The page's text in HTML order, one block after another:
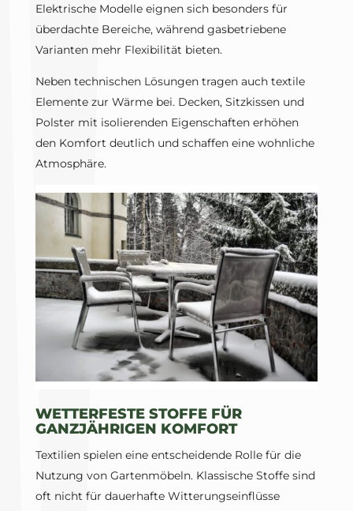
Elektrische Modelle eignen sich besonders für
überdachte Bereiche, während gasbetriebene
Varianten mehr Flexibilität bieten.
Neben technischen Lösungen tragen auch textile
Elemente zur Wärme bei. Decken, Sitzkissen und
Polster mit isolierenden Eigenschaften erhöhen
den Komfort deutlich und schaffen eine wohnliche
Atmosphäre.
WETTERFESTE STOFFE FÜR
GANZJÄHRIGEN KOMFORT
Textilien spielen eine entscheidende Rolle für die
Nutzung von Gartenmöbeln. Klassische Stoffe sind
oft nicht für dauerhafte Witterungseinflüsse